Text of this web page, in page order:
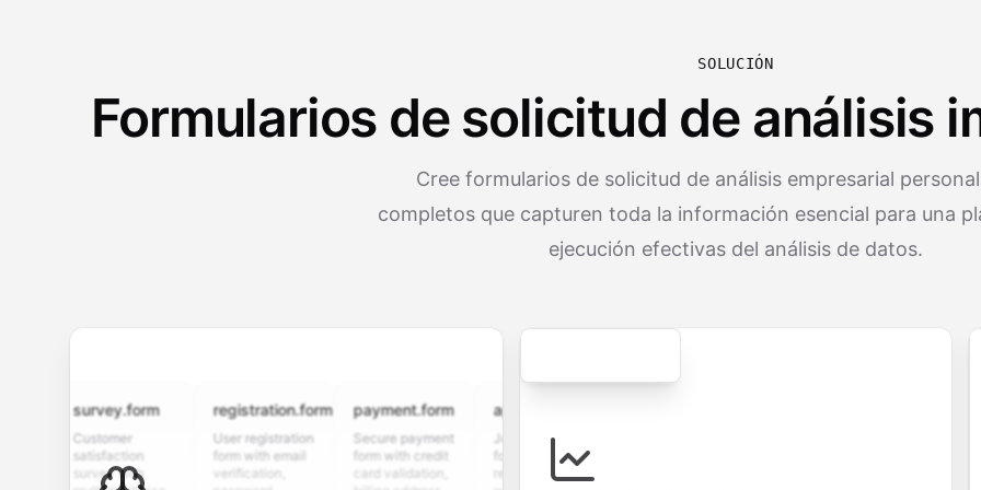
SOLUCIÓN
Formularios de solicitud de análisis
Cree formularios de solicitud de análisis empresarial
completos que capturen toda la información esencial para una
ejecución efectivas del análisis de datos.
survey.form
Customer
satisfaction
survey with
registration.form
User registration
form with email
verification,
payment.form
Secure payment
form with credit
card validation,
application.form
Job application
form with
resume upload,
contact form
Secure